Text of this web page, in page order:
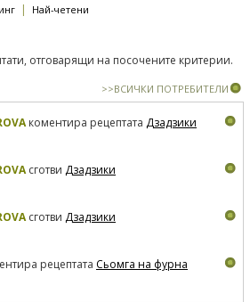
| Най-четени
отговарящи на посочените критерии.
>>ВСИЧКИ ПОТРЕБИТЕЛИ
коментира рецептата Дзадзики
сготви Дзадзики
сготви Дзадзики
рецептата Сьомга на фурна